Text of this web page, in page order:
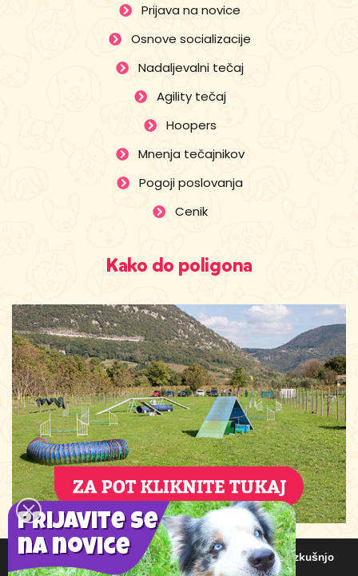
Prijava na novice
Osnove socializacije
Nadaljevalni tečaj
Agility tečaj
Hoopers
Mnenja tečajnikov
Pogoji poslovanja
Cenik
Kako do poligona
Uporabljamo piškotke, da vam zagotovimo najboljšo izkušnjo
na našem spletnem mestu.
Prijavite se
na novice